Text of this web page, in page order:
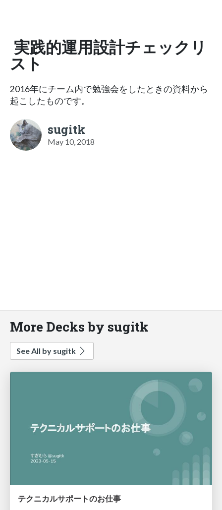
実践的運用設計チェックリ
スト
2016年にチーム内で勉強会をしたときの資料から
起こしたものです。
sugitk
May 10, 2018
More Decks by sugitk
See All by sugitk
テクニカルサポートのお仕事